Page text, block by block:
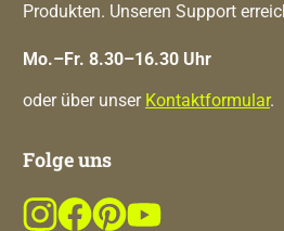
Produkten. Unseren Support
Mo.–Fr. 8.30–16.30 Uhr
oder über unser Kontaktformular.
Folge uns